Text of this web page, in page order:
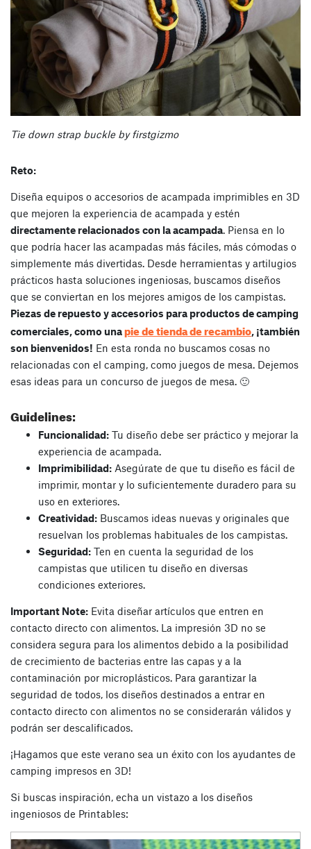
Tie down strap buckle by firstgizmo
Reto:
Diseña equipos o accesorios de acampada imprimibles en 3D
que mejoren la experiencia de acampada y estén
directamente relacionados con la acampada . Piensa en lo
que podría hacer las acampadas más fáciles, más cómodas o
simplemente más divertidas. Desde herramientas y artilugios
prácticos hasta soluciones ingeniosas, buscamos diseños
que se conviertan en los mejores amigos de los campistas.
Piezas de repuesto y accesorios para productos de camping
comerciales, como unapie de tienda de recambio , ¡también
son bienvenidos! En esta ronda no buscamos cosas no
relacionadas con el camping, como juegos de mesa. Dejemos
esas ideas para un concurso de juegos de mesa. 🙂
Guidelines:
Funcionalidad: Tu diseño debe ser práctico y mejorar la
experiencia de acampada.
Imprimibilidad: Asegúrate de que tu diseño es fácil de
imprimir, montar y lo suficientemente duradero para su
uso en exteriores.
Creatividad: Buscamos ideas nuevas y originales que
resuelvan los problemas habituales de los campistas.
Seguridad: Ten en cuenta la seguridad de los
campistas que utilicen tu diseño en diversas
condiciones exteriores.
Important Note: Evita diseñar artículos que entren en
contacto directo con alimentos. La impresión 3D no se
considera segura para los alimentos debido a la posibilidad
de crecimiento de bacterias entre las capas y a la
contaminación por microplásticos. Para garantizar la
seguridad de todos, los diseños destinados a entrar en
contacto directo con alimentos no se considerarán válidos y
podrán ser descalificados.
¡Hagamos que este verano sea un éxito con los ayudantes de
camping impresos en 3D!
Si buscas inspiración, echa un vistazo a los diseños
ingeniosos de Printables: